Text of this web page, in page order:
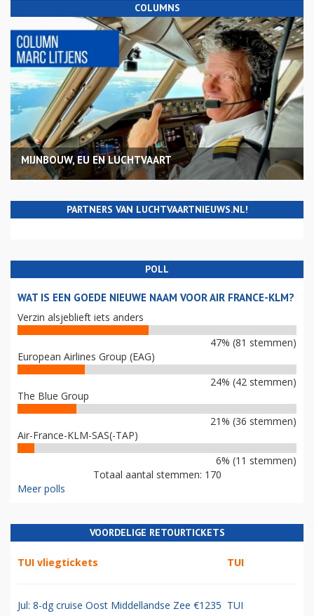
COLUMNS
MIJNBOUW, EU EN LUCHTVAART
PARTNERS VAN LUCHTVAARTNIEUWS.NL!
POLL
WAT IS EEN GOEDE NIEUWE NAAM VOOR AIR FRANCE-KLM?
Verzin alsjeblieft iets anders
47% (81 stemmen)
European Airlines Group (EAG)
24% (42 stemmen)
The Blue Group
21% (36 stemmen)
Air-France-KLM-SAS(-TAP)
6% (11 stemmen)
Totaal aantal stemmen: 170
Meer polls
VOORDELIGE RETOURTICKETS
TUI vliegtickets TUI
Jul: 8-dg cruise Oost Middellandse Zee €1235 TUI